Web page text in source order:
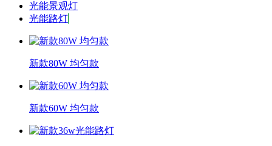
光能景观灯
光能路灯
新款80W 均匀款
新款60W 均匀款